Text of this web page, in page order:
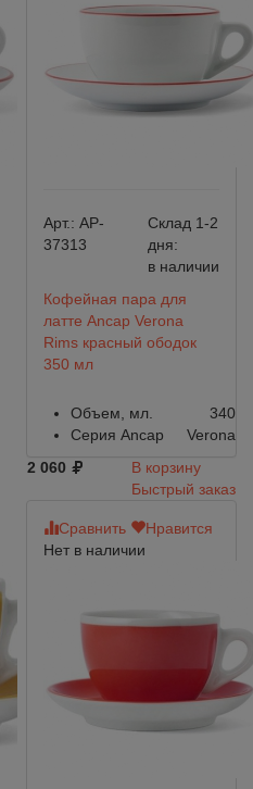
Арт.: AP-
37313
Склад 1-2
дня:
в наличии
Кофейная пара для
латте Ancap Verona
Rims красный ободок
350 мл
Объем, мл.
340
Серия Ancap
Verona
2 060
В корзину
Быстрый заказ
Сравнить
Нравится
Нет в наличии